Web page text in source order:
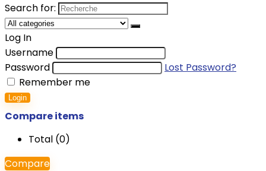
Search for:
Log In
Username
Password
Lost Password?
Remember me
Login
Compare items
Total (0)
Compare